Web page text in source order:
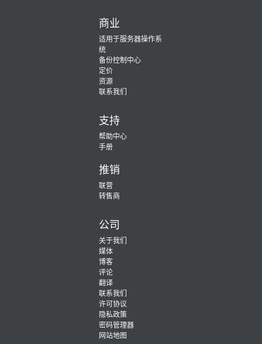
商业
适用于服务器操作系
统
备份控制中心
定价
资源
联系我们
支持
帮助中心
手册
推销
联营
转售商
公司
关于我们
媒体
博客
评论
翻译
联系我们
许可协议
隐私政策
密码管理器
网站地图